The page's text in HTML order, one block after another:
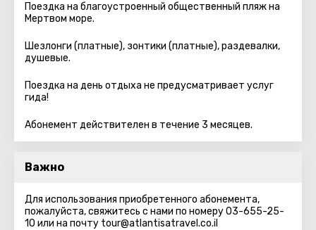
Поездка на благоустроенный общественный пляж на
Мертвом море.
Шезлонги (платные), зонтики (платные), раздевалки,
душевые.
Поездка на день отдыха не предусматривает услуг
гида!
Абонемент действителен в течение 3 месяцев.
Важно
Для использования приобретенного абонемента,
пожалуйста, свяжитесь с нами по номеру 03-655-25-
10 или на почту tour@atlantisatravel.co.il